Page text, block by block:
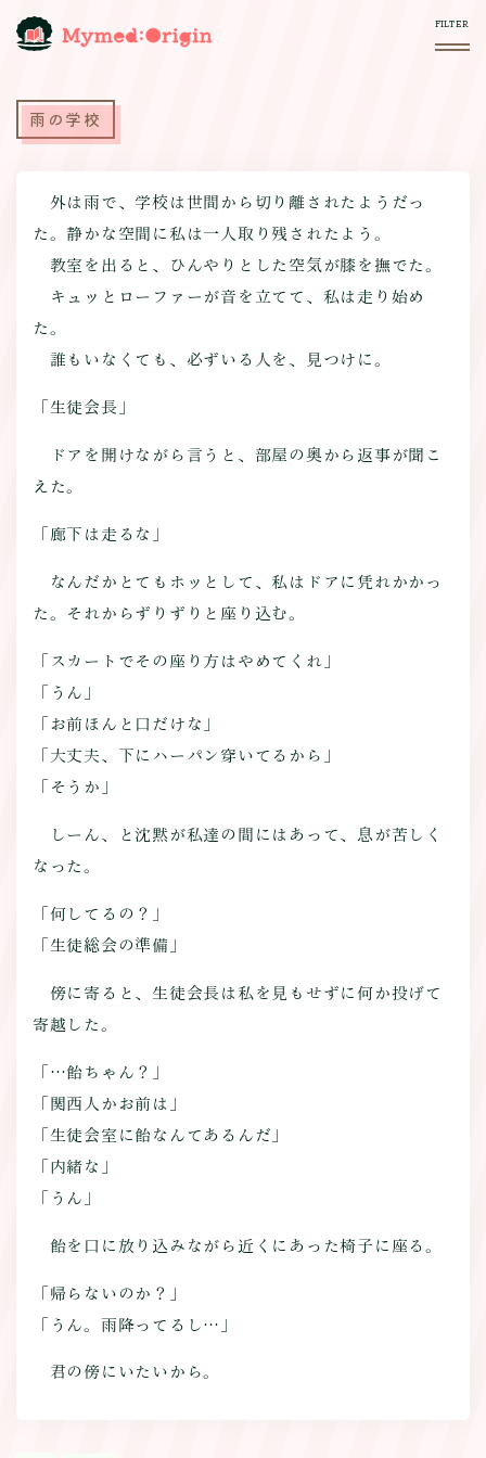
雨の学校
外は雨で、学校は世間から切り離されたようだっ
た。静かな空間に私は一人取り残されたよう。
教室を出ると、ひんやりとした空気が膝を撫でた。
キュッとローファーが音を立てて、私は走り始め
た。
誰もいなくても、必ずいる人を、見つけに。
「生徒会長」
ドアを開けながら言うと、部屋の奥から返事が聞こ
えた。
「廊下は走るな」
なんだかとてもホッとして、私はドアに凭れかかっ
た。それからずりずりと座り込む。
「スカートでその座り方はやめてくれ」
「うん」
「お前ほんと口だけな」
「大丈夫、下にハーパン穿いてるから」
「そうか」
しーん、と沈黙が私達の間にはあって、息が苦しく
なった。
「何してるの？」
「生徒総会の準備」
傍に寄ると、生徒会長は私を見もせずに何か投げて
寄越した。
「…飴ちゃん？」
「関西人かお前は」
「生徒会室に飴なんてあるんだ」
「内緒な」
「うん」
飴を口に放り込みながら近くにあった椅子に座る。
「帰らないのか？」
「うん。雨降ってるし…」
君の傍にいたいから。